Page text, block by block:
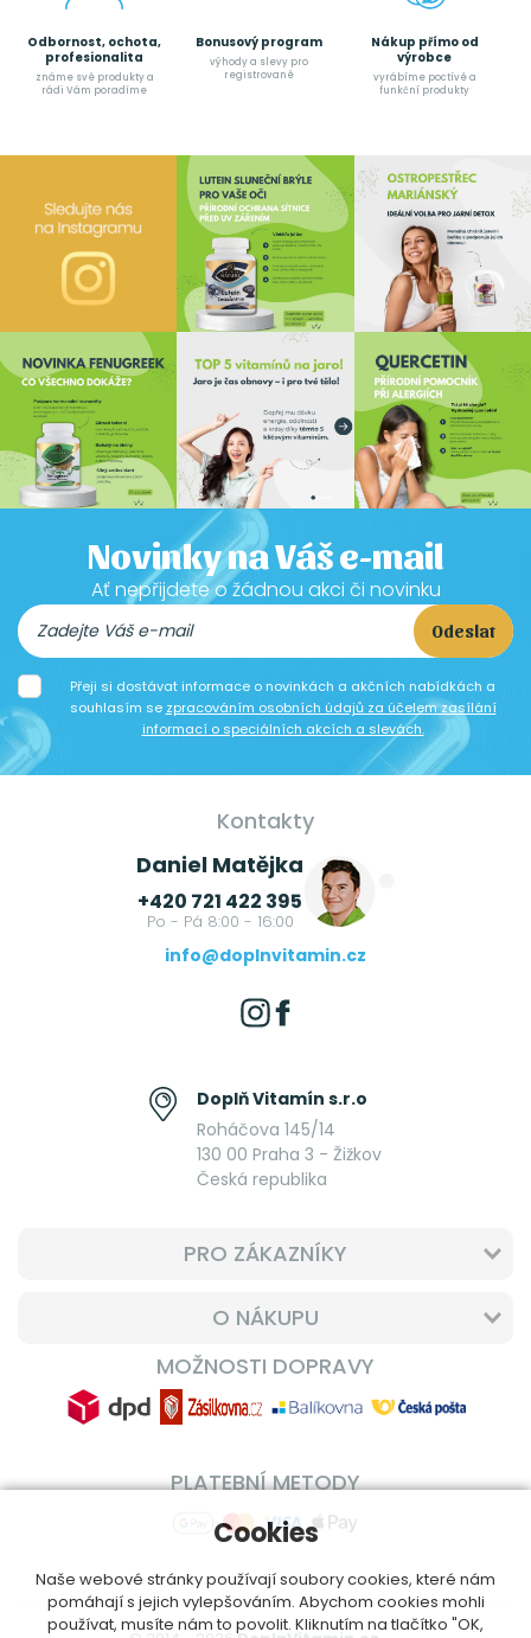
Odbornost, ochota,
profesionalita
známe své produkty a
rádi Vám poradíme
Bonusový program
výhody a slevy pro
registrované
Nákup přímo od
výrobce
vyrábíme poctívé a
funkční produkty
Novinky na Váš e-mail
Ať nepřijdete o žádnou akci či novinku
Odeslat
Přeji si dostávat informace o novinkách a akčních nabídkách a
souhlasím se zpracováním osobních údajů za účelem zasílání
informací o speciálních akcích a slevách.
Kontakty
Daniel Matějka
+420 721 422 395
Po - Pá 8:00 - 16:00
info@doplnvitamin.cz
Doplň Vitamín s.r.o
Roháčova 145/14
130 00 Praha 3 - Žižkov
Česká republika
PRO ZÁKAZNÍKY
O NÁKUPU
MOŽNOSTI DOPRAVY
PLATEBNÍ METODY
Cookies
Naše webové stránky používají soubory cookies, které nám
pomáhají s jejich vylepšováním. Abychom cookies mohli
používat, musíte nám to povolit. Kliknutím na tlačítko "OK,